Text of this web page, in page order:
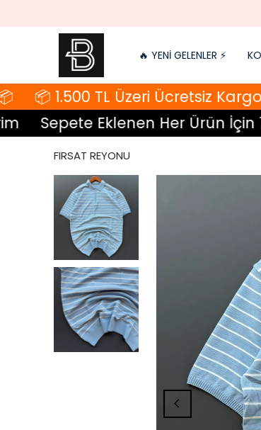
🔥 YENİ GELENLER ⚡️
📦 1.500 TL Üzeri Ücretsiz Kargo 📦
Sepete Eklenen Her Ürün İçin
FIRSAT REYONU